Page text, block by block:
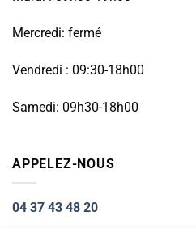
Mercredi: fermé
Vendredi : 09:30-18h00
Samedi: 09h30-18h00
APPELEZ-NOUS
04 37 43 48 20